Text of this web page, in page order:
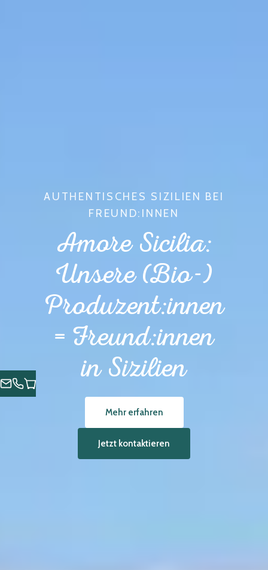
AUTHENTISCHES SIZILIEN BEI
FREUND:INNEN
Amore Sicilia:
Unsere (Bio-)
Produzent:innen
= Freund:innen
in Sizilien
Mehr erfahren
Jetzt kontaktieren